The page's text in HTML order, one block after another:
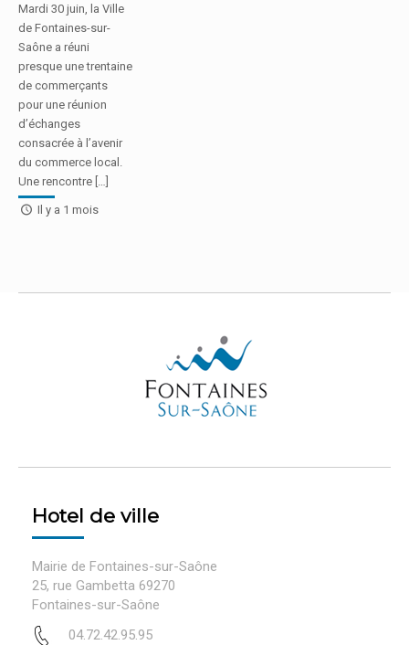
Mardi 30 juin, la Ville
de Fontaines-sur-
Saône a réuni
presque une trentaine
de commerçants
pour une réunion
d’échanges
consacrée à l’avenir
du commerce local.
Une rencontre […]
Il y a 1 mois
Hotel de ville
Mairie de Fontaines-sur-Saône
25, rue Gambetta 69270
Fontaines-sur-Saône
04.72.42.95.95